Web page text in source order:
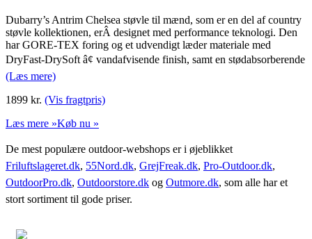
Dubarry’s Antrim Chelsea støvle til mænd, som er en del af country
støvle kollektionen, erÂ designet med performance teknologi. Den
har GORE-TEX foring og et udvendigt læder materiale med
DryFast-DrySoft â¢ vandafvisende finish, samt en stødabsorberende
(Læs mere)
1899 kr. (Vis fragtpris)
Læs mere »Køb nu »
De mest populære outdoor-webshops er i øjeblikket
Friluftslageret.dk, 55Nord.dk, GrejFreak.dk, Pro-Outdoor.dk,
OutdoorPro.dk, Outdoorstore.dk og Outmore.dk, som alle har et
stort sortiment til gode priser.